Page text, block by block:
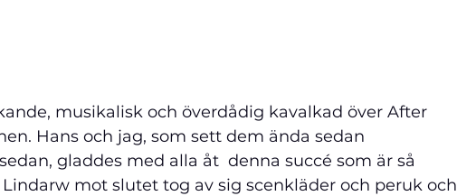
musikalisk och överdådig kavalkad över After
Hans och jag, som sett dem ända sedan
gladdes med alla åt  denna succé som är så
mot slutet tog av sig scenkläder och peruk och